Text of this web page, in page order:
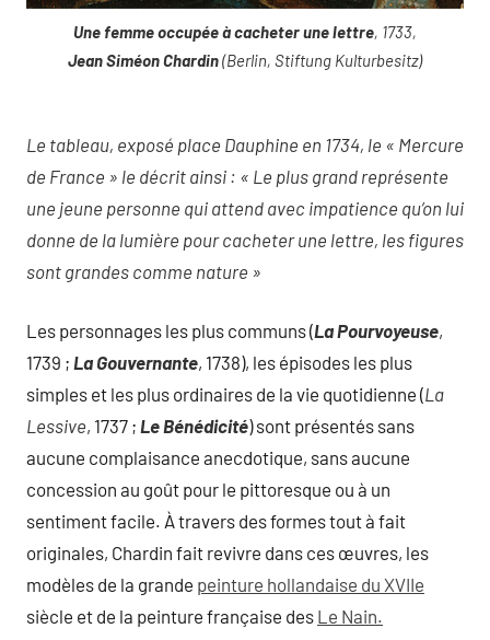
Une femme occupée à cacheter une lettre, 1733,
Jean Siméon Chardin(Berlin, Stiftung Kulturbesitz)
Le tableau, exposé place Dauphine en 1734, le « Mercure
de France » le décrit ainsi : « Le plus grand représente
une jeune personne qui attend avec impatience qu’on lui
donne de la lumière pour cacheter une lettre, les figures
sont grandes comme nature »
Les personnages les plus communs (La Pourvoyeuse,
1739 ; La Gouvernante, 1738), les épisodes les plus
simples et les plus ordinaires de la vie quotidienne (La
Lessive, 1737 ; Le Bénédicité) sont présentés sans
aucune complaisance anecdotique, sans aucune
concession au goût pour le pittoresque ou à un
sentiment facile. À travers des formes tout à fait
originales, Chardin fait revivre dans ces œuvres, les
modèles de la grande peinture hollandaise du XVIIe
siècle et de la peinture française des Le Nain.